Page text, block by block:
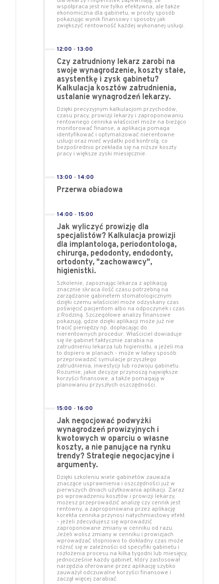
współpraca jest nie tylko efektywna, ale także
ekonomiczna dla gabinetu, w prosty sposób
pokazując wynik finansowy i sposoby jak
zwiększyć rentowność każdej wykonanej usługi.
12:00 -13:00
Czy zatrudniony lekarz zarobi na
swoje wynagrodzenie, koszty stałe,
asystentkę i zysk gabinetu?
Kalkulacja kosztów zatrudnienia,
ustalanie wynagrodzeń lekarzy.
Dzięki precyzyjnym kalkulacjom przychodów,
czasu pracy, prowizji lekarzy i zaproponowaniu
rentownego cennika właściciel może na bieżąco
monitorować finanse, a aplikacja pomaga
identyfikować i optymalizować nierentowne
usługi oraz mieć wydatki pod kontrolą, co
bezpośrednio przekłada się na niższe koszty
pracy i większe zyski miesięcznie.
13:00 -14:00
Przerwa obiadowa
14:00 -15:00
Jak wyliczyć prowizję dla
specjalistów? Kalkulacja prowizji
dla implantologa, periodontologa,
chirurga, pedodonty, endodonty,
ortodonty, "zachowawcy",
higienistki.
Szkolenie, zapoznając lekarza z aplikacją
znacznie skraca ilość czasu potrzebną na
zarządzanie gabinetem stomatologicznym
dzięki czemu właściciel może odzyskany czas
poświęcić pacjentom albo na odpoczynek i czas
z Rodziną. Szczegółowe analizy finansowe
pokazują, gdzie dzięki aplikacji może już nie
tracić pieniędzy np. dopłacając do
nierentownych procedur. Właściciel dowiaduje
się ile gabinet faktycznie zarabia na
zatrudnieniu lekarza lub higienistki, a jeżeli ma
to dopiero w planach - może w łatwy sposób
przeprowadzić symulacje przyszłego
zatrudnienia, inwestycji lub rozwoju gabinetu.
Rozumie, jakie decyzje przynoszą największe
korzyści finansowe, a także pomagają w
planowaniu przyszłych oszczędności.
15:00 -16:00
Jak negocjować podwyżki
wynagrodzeń prowizyjnych i
kwotowych w oparciu o własne
koszty, a nie panujące na rynku
trendy? Strategie negocjacyjne i
argumenty.
Dzięki szkoleniu wiele gabinetów zauważa
znaczące usprawnienia i oszczędności już w
pierwszych dniach użytkowania aplikacji. Zaraz
po wprowadzeniu kosztów i prowizji lekarzy,
możesz przeprowadzić analizę czy cennik jest
rentowny, a zaproponowana przez aplikację
korekta cennika przynosi natychmiastowy efekt
- jeżeli zdecydujesz się wprowadzić
zaproponowane zmiany w cenniku od razu.
Jeżeli wolisz zmiany w cenniku i prowizjach
wprowadzać stopniowo to dokładny czas może
różnić się w zależności od specyfiki gabinetu i
rozłożenia procesu na kilka tygodni lub miesięcy,
jednocześnie każdy gabinet, który zastosował
narzędzia oferowane przez aplikację szybko
zauważył odczuwalne korzyści finansowe i
zaczął więcej zarabiać.